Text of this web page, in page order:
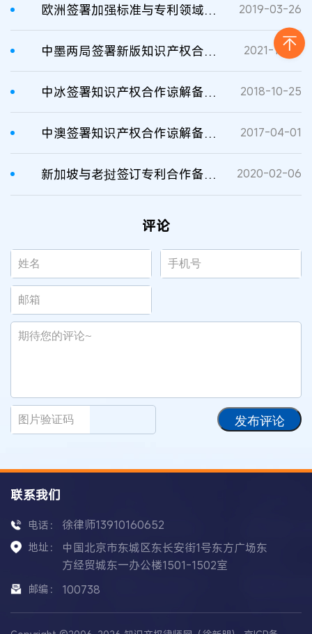
欧洲签署加强标准与专利领域合作备忘录 2019-03-26
中墨两局签署新版知识产权合作谅解备忘录 2021-12-17
中冰签署知识产权合作谅解备忘录 2018-10-25
中澳签署知识产权合作谅解备忘录 2017-04-01
新加坡与老挝签订专利合作备忘录 2020-02-06
评论
发布评论
联系我们
电话： 徐律师13910160652
地址：
中国北京市东城区东长安街1号东方广场东
方经贸城东一办公楼1501-1502室
邮编： 100738